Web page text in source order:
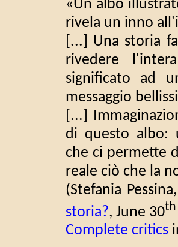
«Un albo
rivela un inno
[...] Una storia
rivedere
significato ad
messaggio
[...]
di questo albo:
che ci permette
reale ciò che la
(Stefania
storia?, June 30th
Complete critics